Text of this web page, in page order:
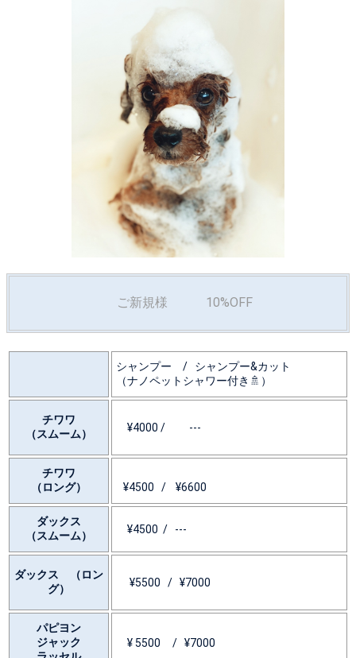
ご新規様 10%OFF
シャンプー / シャンプー&カット
（ナノペットシャワー付き🚿）
チワワ
（スムーム）
¥4000 / ---
チワワ
（ロング）
¥4500 / ¥6600
ダックス
（スムーム）
¥4500 / ---
ダックス （ロン
グ）
¥5500 / ¥7000
パピヨン
ジャック
¥ 5500 / ¥7000